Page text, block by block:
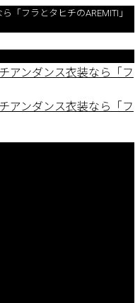
「フラとタヒチのAREMITI」